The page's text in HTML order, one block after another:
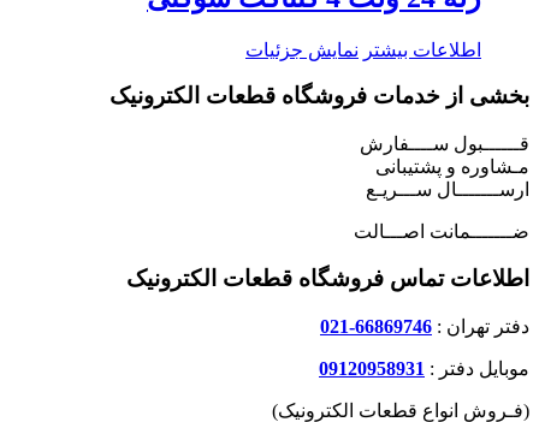
اطلاعات بیشتر نمایش جزئیات
بخشی از خدمات فروشگاه قطعات الکترونیک
قــــــبول ســــفارش
مـشاوره و پشتیبانی
ارســـــــال ســـریـع
ضـــــــمانت اصـــالت
اطلاعات تماس فروشگاه قطعات الکترونیک
دفتر تهران : 66869746-021
موبایل دفتر : 09120958931
(فـروش انواع قطعات الکترونیک)